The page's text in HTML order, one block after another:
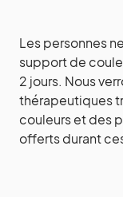
Les personnes
support de
2 jours. Nous
thérapeutiques
couleurs et des
offerts durant